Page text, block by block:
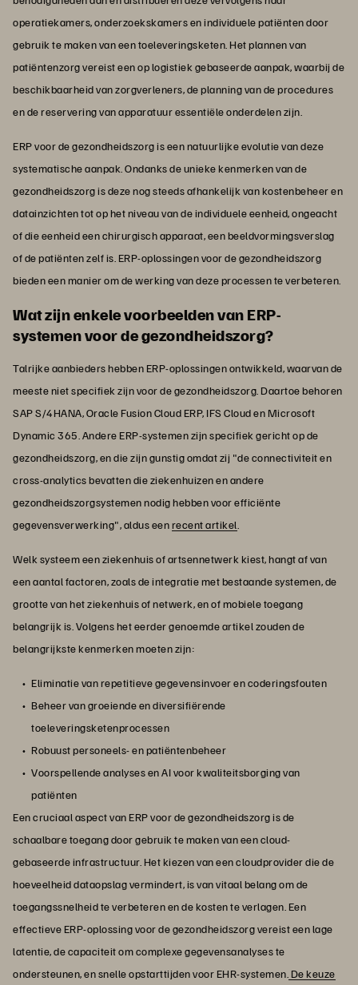
operatiekamers, onderzoekskamers en individuele patiënten door
gebruik te maken van een toeleveringsketen. Het plannen van
patiëntenzorg vereist een op logistiek gebaseerde aanpak, waarbij de
beschikbaarheid van zorgverleners, de planning van de procedures
en de reservering van apparatuur essentiële onderdelen zijn.
ERP voor de gezondheidszorg is een natuurlijke evolutie van deze
systematische aanpak. Ondanks de unieke kenmerken van de
gezondheidszorg is deze nog steeds afhankelijk van kostenbeheer en
datainzichten tot op het niveau van de individuele eenheid, ongeacht
of die eenheid een chirurgisch apparaat, een beeldvormingsverslag
of de patiënten zelf is. ERP-oplossingen voor de gezondheidszorg
bieden een manier om de werking van deze processen te verbeteren.
Wat zijn enkele voorbeelden van ERP-
systemen voor de gezondheidszorg?
Talrijke aanbieders hebben ERP-oplossingen ontwikkeld, waarvan de
meeste niet specifiek zijn voor de gezondheidszorg. Daartoe behoren
SAP S/4HANA, Oracle Fusion Cloud ERP, IFS Cloud en Microsoft
Dynamic 365. Andere ERP-systemen zijn specifiek gericht op de
gezondheidszorg, en die zijn gunstig omdat zij "de connectiviteit en
cross-analytics bevatten die ziekenhuizen en andere
gezondheidszorgsystemen nodig hebben voor efficiënte
gegevensverwerking", aldus eenrecent artikel
Welk systeem een ziekenhuis of artsennetwerk kiest, hangt af van
een aantal factoren, zoals de integratie met bestaande systemen, de
grootte van het ziekenhuis of netwerk, en of mobiele toegang
belangrijk is. Volgens het eerder genoemde artikel zouden de
belangrijkste kenmerken moeten zijn:
Eliminatie van repetitieve gegevensinvoer en coderingsfouten
Beheer van groeiende en diversifiërende
toeleveringsketenprocessen
Robuust personeels- en patiëntenbeheer
Voorspellende analyses en AI voor kwaliteitsborging van
patiënten
Een cruciaal aspect van ERP voor de gezondheidszorg is de
schaalbare toegang door gebruik te maken van een cloud-
gebaseerde infrastructuur. Het kiezen van een cloudprovider die de
hoeveelheid dataopslag vermindert, is van vitaal belang om de
toegangssnelheid te verbeteren en de kosten te verlagen. Een
effectieve ERP-oplossing voor de gezondheidszorg vereist een lage
latentie, de capaciteit om complexe gegevensanalyses te
ondersteunen, en snelle opstarttijden voor EHR-systemen. De keuze